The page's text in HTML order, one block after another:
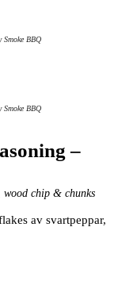
Smoke BBQ
Smoke BBQ
–
wood chip & chunks
av svartpeppar,